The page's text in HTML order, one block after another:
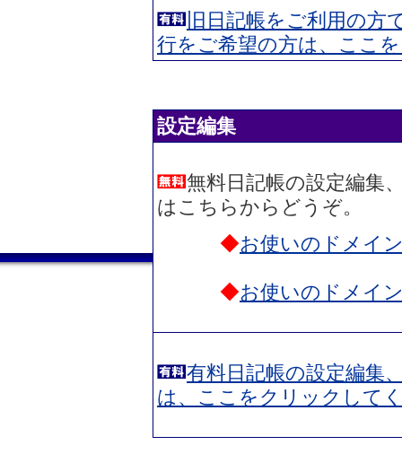
旧日記帳をご利用の方
行をご希望の方は、ここ
設定編集
無料日記帳の設定編集
はこちらからどうぞ。
◆お使いのドメイ
◆お使いのドメイ
有料日記帳の設定編集
は、ここをクリックして